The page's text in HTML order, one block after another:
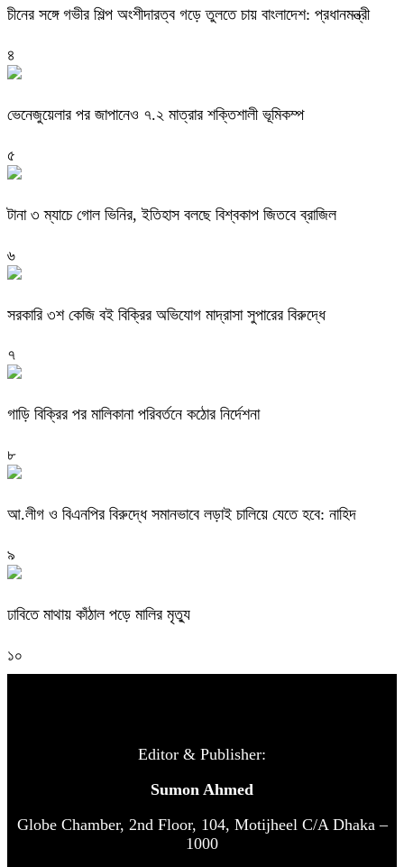
চীনের সঙ্গে গভীর শিল্প অংশীদারত্ব গড়ে তুলতে চায় বাংলাদেশ: প্রধানমন্ত্রী
৪
ভেনেজুয়েলার পর জাপানেও ৭.২ মাত্রার শক্তিশালী ভূমিকম্প
৫
টানা ৩ ম্যাচে গোল ভিনির, ইতিহাস বলছে বিশ্বকাপ জিতবে ব্রাজিল
৬
সরকারি ৩শ কেজি বই বিক্রির অভিযোগ মাদ্রাসা সুপারের বিরুদ্ধে
৭
গাড়ি বিক্রির পর মালিকানা পরিবর্তনে কঠোর নির্দেশনা
৮
আ.লীগ ও বিএনপির বিরুদ্ধে সমানভাবে লড়াই চালিয়ে যেতে হবে: নাহিদ
৯
ঢাবিতে মাথায় কাঁঠাল পড়ে মালির মৃত্যু
১০
Editor & Publisher:
Sumon Ahmed
Globe Chamber, 2nd Floor, 104, Motijheel C/A Dhaka –
1000